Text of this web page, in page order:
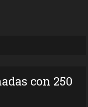
con 250